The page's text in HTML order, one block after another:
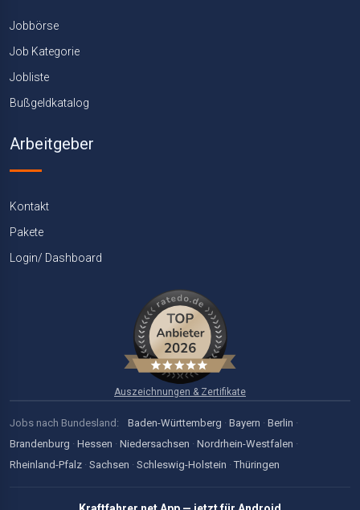
Jobbörse
Job Kategorie
Jobliste
Bußgeldkatalog
Arbeitgeber
Kontakt
Pakete
Login/ Dashboard
Auszeichnungen & Zertifikate
Jobs nach Bundesland: Baden-Württemberg · Bayern · Berlin ·
Brandenburg · Hessen · Niedersachsen · Nordrhein-Westfalen ·
Rheinland-Pfalz · Sachsen · Schleswig-Holstein · Thüringen